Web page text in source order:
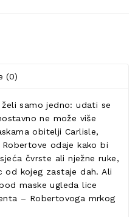
(0)
samo jedno: udati se
ne može više
obitelji Carlisle,
odaje kako bi
čvrste ali nježne ruke,
od kojeg zastaje dah. Ali
maske ugleda lice
– Robertovoga mrkog